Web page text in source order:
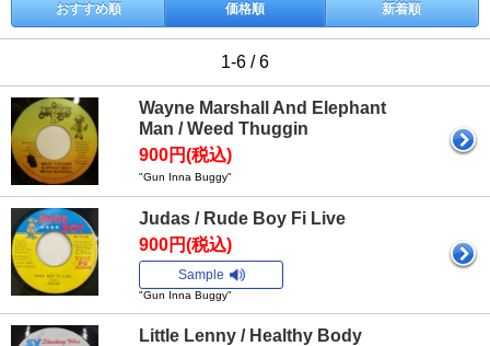
おすすめ順 価格順 新着順
1-6 / 6
Wayne Marshall And Elephant
Man / Weed Thuggin
900円(税込)
"Gun Inna Buggy"
Judas / Rude Boy Fi Live
900円(税込)
Sample
"Gun Inna Buggy"
Little Lenny / Healthy Body